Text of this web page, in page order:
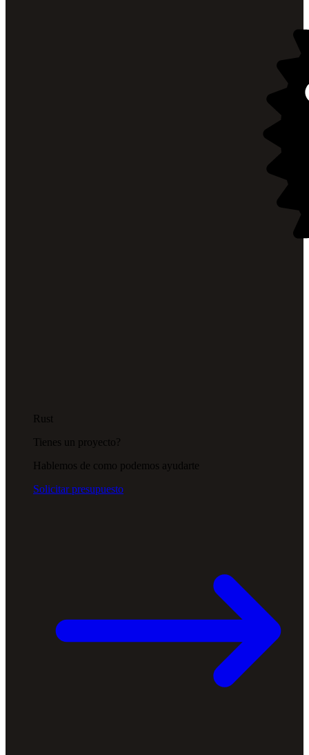
Rust
Tienes un proyecto?
Hablemos de como podemos ayudarte
Solicitar presupuesto